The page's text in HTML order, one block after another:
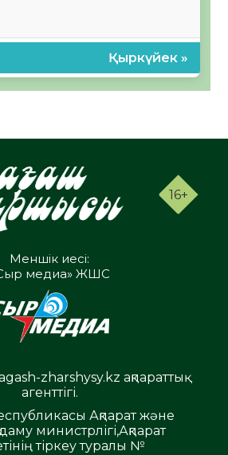
Қыркүйек »
16+
Меншік иесі:
медиа» ЖШС
zharshysy.kz ақпараттық
агенттігі.
Ақпарат және
министрлігі,Ақпарат
тіркеу туралы №